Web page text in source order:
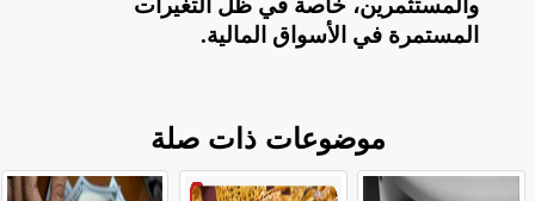
والمستثمرين، خاصة في ظل التغيرات
المستمرة في الأسواق المالية.
موضوعات ذات صلة